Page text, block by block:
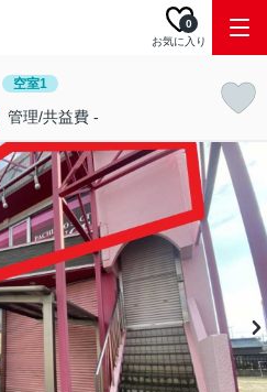
お気に入り
0
空室1
管理/共益費 -